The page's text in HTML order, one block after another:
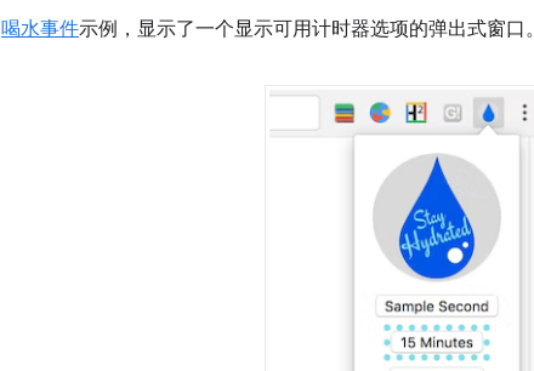
喝水事件示例，显示了一个显示可用计时器选项的弹出式窗口